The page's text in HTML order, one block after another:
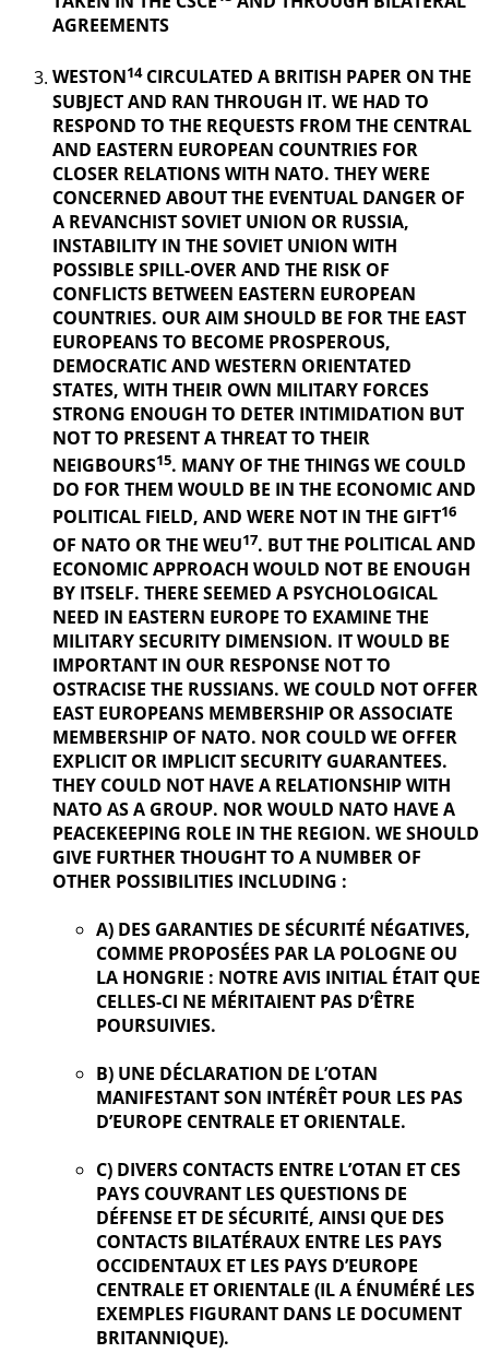
AGREEMENTS
WESTON14CIRCULATED A BRITISH PAPER ON THE
SUBJECT AND RAN THROUGH IT. WE HAD TO
RESPOND TO THE REQUESTS FROM THE CENTRAL
AND EASTERN EUROPEAN COUNTRIES FOR
CLOSER RELATIONS WITH NATO. THEY WERE
CONCERNED ABOUT THE EVENTUAL DANGER OF
A REVANCHISTSOVIET UNION OR RUSSIA,
INSTABILITY IN THE SOVIET UNION WITH
POSSIBLE SPILL-OVER AND THE RISK OF
CONFLICTS BETWEEN EASTERN EUROPEAN
COUNTRIES. OUR AIM SHOULD BE FOR THE EAST
EUROPEANS TO BECOME PROSPEROUS,
DEMOCRATIC AND WESTERN ORIENTATED
STATES, WITH THEIR OWN MILITARY FORCES
STRONG ENOUGH TO DETER INTIMIDATION BUT
NOT TO PRESENT A THREAT TO THEIR
NEIGBOURS15. MANY OF THE THINGSWE COULD
DO FOR THEM WOULD BE IN THE ECONOMIC AND
POLITICAL FIELD, AND WERE NOT IN THE GIFT16
OF NATO OR THE WEU17. BUT THE POLITICAL AND
ECONOMIC APPROACH WOULD NOT BE ENOUGH
BY ITSELF. THERE SEEMED A PSYCHOLOGICAL
NEED IN EASTERN EUROPE TO EXAMINE THE
MILITARY SECURITY DIMENSION. IT WOULD BE
IMPORTANT IN OUR RESPONSE NOT TO
OSTRACISE THE RUSSIANS. WE COULD NOT OFFER
EAST EUROPEANS MEMBERSHIP OR ASSOCIATE
MEMBERSHIP OF NATO. NOR COULD WE OFFER
EXPLICIT OR IMPLICIT SECURITY GUARANTEES.
THEY COULD NOT HAVE A RELATIONSHIP WITH
NATO AS A GROUP. NOR WOULD NATO HAVE A
PEACEKEEPING ROLE IN THE REGION. WE SHOULD
GIVE FURTHERTHOUGHT TO A NUMBER OF
OTHER POSSIBILITIES INCLUDING :
A) DES GARANTIES DE SÉCURITÉ NÉGATIVES,
COMME PROPOSÉES PAR LA POLOGNE OU
LA HONGRIE : NOTRE AVIS INITIAL ÉTAIT QUE
CELLES-CI NE MÉRITAIENT PAS D’ÊTRE
POURSUIVIES.
B) UNE DÉCLARATION DE L’OTAN
MANIFESTANT SON INTÉRÊT POUR LES PAS
D’EUROPE CENTRALE ET ORIENTALE.
C) DIVERS CONTACTS ENTRE L’OTAN ET CES
PAYS COUVRANT LES QUESTIONS DE
DÉFENSE ET DE SÉCURITÉ, AINSI QUE DES
CONTACTS BILATÉRAUX ENTRE LES PAYS
OCCIDENTAUX ET LES PAYS D’EUROPE
CENTRALE ET ORIENTALE (IL A ÉNUMÉRÉ LES
EXEMPLES FIGURANT DANS LE DOCUMENT
BRITANNIQUE).